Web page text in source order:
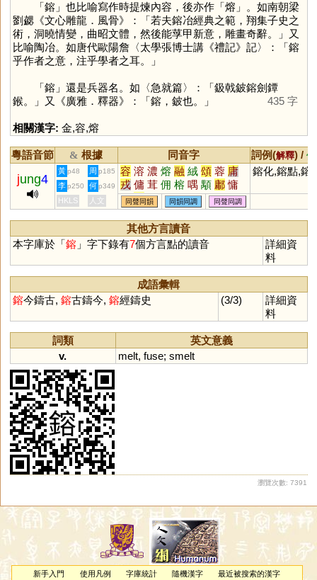
「鎔 」也比喻寫作時提煉內容，後亦作「熔 」。如南朝梁
劉勰《文心雕龍．風骨》：「若夫鎔冶經典之範，翔集子史之
術，洞曉情變，曲昭文體，然後能莩甲新意，雕畫奇辭。」又
比喻陶冶。如唐代歐陽詹〈太學張博士講《禮記》記〉：「鎔
乎作者之意，注乎學者之耳。」
「鎔 」還是兵器名。如〈急就篇〉：「鈒戟鈹鎔劍鐔
鍭。」又《廣雅．釋器》：「鎔，鈹也。」
435 字
相關漢字: 金,容,熔
粵語音節 & 根據 同音字 詞例(解釋) /
jung4
黃 p48 周 p185 容 溶 濃 熔 融 絨 頌 蓉 庸
戎 傭 茸 佣 榕 喁 顒 鄘 慵
鏞 墉 狨 瑢 媶 茙 傛 羢 瀜
鰅 鰫 鷛 滽 嵱 嫆 嫞 駥 髶
榵 槦 烿 褣 肜 毧
鎔化,鎔點,鎔
李 p250 何 p349
HKLS 人文 同聲同韻 同韻同調 同聲同調
其他方言讀音
本字庫於「鎔 」字下錄有7個方言點的讀音
詳細資
料
成語彙輯
鎔今鑄古, 鎔古鑄今, 鎔經鑄史 (3/3)
詳細資
料
詞類
英文意義
v.
melt, fuse; smelt
瀏覽次數: 7391
新手入門 使用凡例 字庫統計 隨機漢字 最近被搜索的漢字